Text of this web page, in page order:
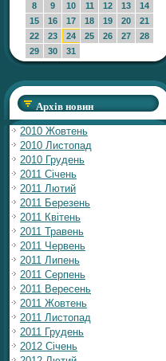
8
9 10 11 12 13
14
15
16 17 18 19 20
21
22
23 24 25 26 27
28
29
30 31
Архів новин
2010 Жовтень
2010 Листопад
2010 Грудень
2011 Січень
2011 Лютий
2011 Березень
2011 Квітень
2011 Травень
2011 Червень
2011 Липень
2011 Серпень
2011 Вересень
2011 Жовтень
2011 Листопад
2011 Грудень
2012 Січень